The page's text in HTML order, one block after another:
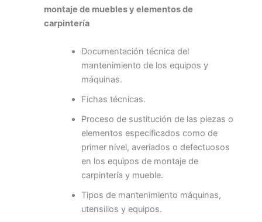
montaje de muebles y elementos de
carpintería
Documentación técnica del
mantenimiento de los equipos y
máquinas.
Fichas técnicas.
Proceso de sustitución de las piezas o
elementos especificados como de
primer nivel, averiados o defectuosos
en los equipos de montaje de
carpintería y mueble.
Tipos de mantenimiento máquinas,
utensilios y equipos.